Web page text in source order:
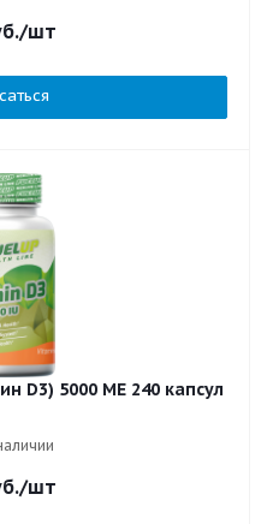
/шт
D3) 5000 МЕ 240 капсул
/шт